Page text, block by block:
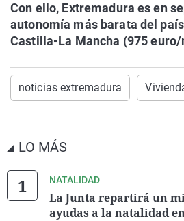
Con ello, Extremadura es en
autonomía más barata del
Castilla-La Mancha (975
noticias extremadura
LO MÁS
NATALIDAD
La Junta repartirá un
ayudas a la natalidad